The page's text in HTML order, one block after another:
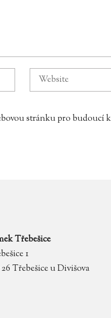
stránku pro budoucí
Třebešice
1
26 Třebešice u Divišova